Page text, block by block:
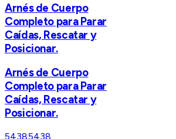
Arnés de Cuerpo
Completo para Parar
Caídas, Rescatar y
Posicionar.
Arnés de Cuerpo
Completo para Parar
Caídas, Rescatar y
Posicionar.
54385438